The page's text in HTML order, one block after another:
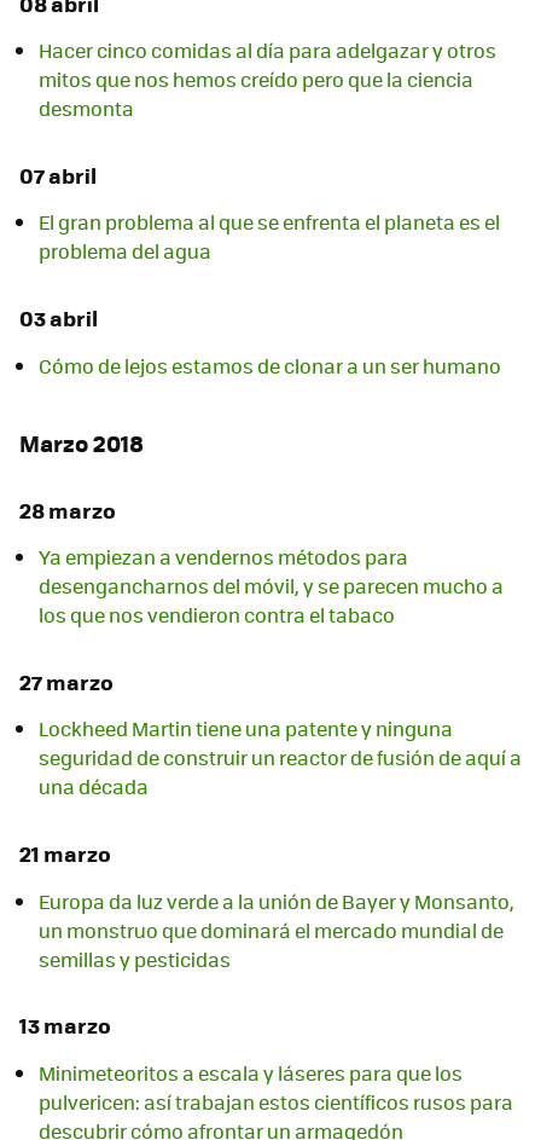
Hacer cinco comidas al día para adelgazar y otros
mitos que nos hemos creído pero que la ciencia
desmonta
07 abril
El gran problema al que se enfrenta el planeta es el
problema del agua
03 abril
Cómo de lejos estamos de clonar a un ser humano
Marzo 2018
28 marzo
Ya empiezan a vendernos métodos para
desengancharnos del móvil, y se parecen mucho a
los que nos vendieron contra el tabaco
27 marzo
Lockheed Martin tiene una patente y ninguna
seguridad de construir un reactor de fusión de aquí a
una década
21 marzo
Europa da luz verde a la unión de Bayer y Monsanto,
un monstruo que dominará el mercado mundial de
semillas y pesticidas
13 marzo
Minimeteoritos a escala y láseres para que los
pulvericen: así trabajan estos científicos rusos para
descubrir cómo afrontar un armagedón